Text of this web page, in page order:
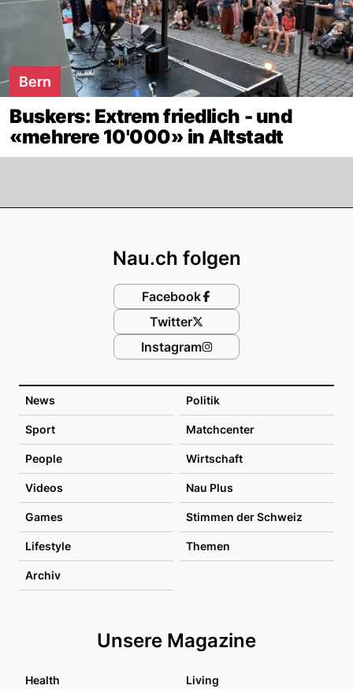
Bern
Buskers: Extrem friedlich - und
«mehrere 10'000» in Altstadt
News Politik
Sport Matchcenter
People Wirtschaft
Videos Nau Plus
Games Stimmen der Schweiz
Lifestyle Themen
Archiv
Unsere Magazine
Health Living
Nau.ch folgen
Facebook
Twitter
Instagram